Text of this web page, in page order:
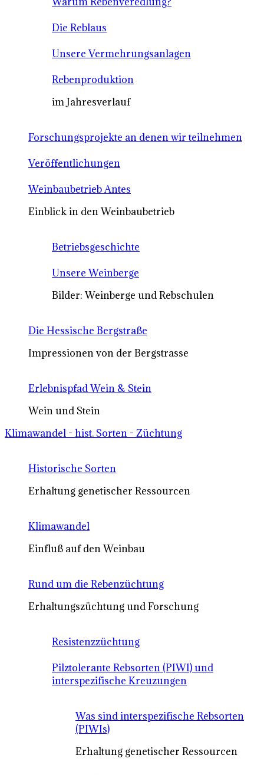
Die Reblaus
Unsere Vermehrungsanlagen
Rebenproduktion
im Jahresverlauf
Forschungsprojekte an denen wir teilnehmen
Veröffentlichungen
Weinbaubetrieb Antes
Einblick in den Weinbaubetrieb
Betriebsgeschichte
Unsere Weinberge
Bilder: Weinberge und Rebschulen
Die Hessische Bergstraße
Impressionen von der Bergstrasse
Erlebnispfad Wein & Stein
Wein und Stein
Klimawandel - hist. Sorten - Züchtung
Historische Sorten
Erhaltung genetischer Ressourcen
Klimawandel
Einfluß auf den Weinbau
Rund um die Rebenzüchtung
Erhaltungszüchtung und Forschung
Resistenzzüchtung
Pilztolerante Rebsorten (PIWI) und
interspezifische Kreuzungen
Was sind interspezifische Rebsorten
(PIWIs)
Erhaltung genetischer Ressourcen